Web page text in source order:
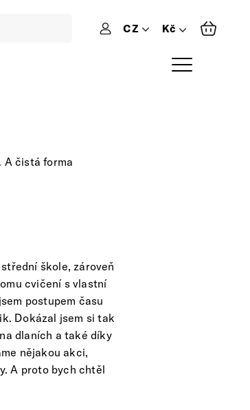
CZ
A čistá forma
škole, zároveň
cvičení s vlastní
postupem času
Dokázal jsem si tak
dlaních a také díky
nějakou akci,
A proto bych chtěl